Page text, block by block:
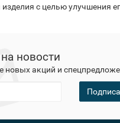
изделия с целью улучшения
новости
новых акций и